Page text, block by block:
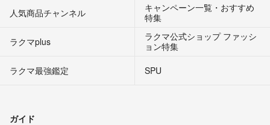
人気商品チャンネル
キャンペーン一覧・おすすめ
特集
ラクマplus
ラクマ公式ショップ ファッシ
ョン特集
ラクマ最強鑑定
SPU
ガイド